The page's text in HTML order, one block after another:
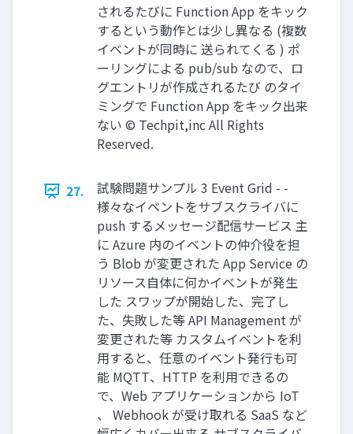
されるたびに Function App をキック
するという動作とは少し異なる (複数
イベントが同時に 送られてくる ) ポ
ーリングによる pub/sub なので、ロ
グエントリが作成されるたび のタイ
ミングで Function App をキック出来
ない © Techpit,inc All Rights
Reserved.
27.
試験問題サンプル 3 Event Grid - -
様々なイベントをサブスクライバに
push するメッセージ配信サービス 主
に Azure 内のイベントの仲介役を担
う Blob が変更された App Service の
リソース自体に何かイベントが発生
した スワップが開始した、完了し
た、失敗した等 API Management が
変更された等 カスタムイベントを利
用すると、任意のイベント発行も可
能 MQTT、HTTP を利用できるの
で、Web アプリケーションから IoT
、 Webhook が受け取れる SaaS など